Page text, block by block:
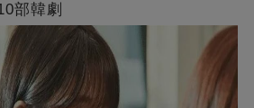
部韓劇